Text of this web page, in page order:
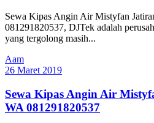
Sewa Kipas Angin Air Mistyfan
081291820537, DJTek adalah
yang tergolong masih...
Aam
26 Maret 2019
Sewa Kipas Angin Air
WA 081291820537